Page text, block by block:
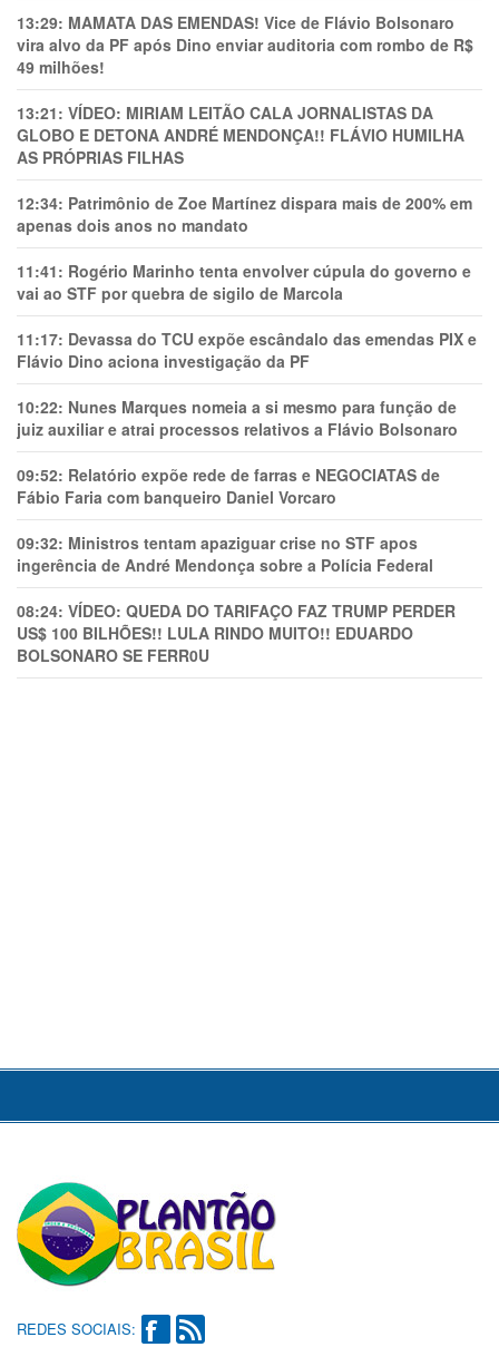
13:29: MAMATA DAS EMENDAS! Vice de Flávio Bolsonaro
vira alvo da PF após Dino enviar auditoria com rombo de R$
49 milhões!
13:21: VÍDEO: MIRIAM LEITÃO CALA JORNALISTAS DA
GLOBO E DETONA ANDRÉ MENDONÇA!! FLÁVIO HUMILHA
AS PRÓPRIAS FILHAS
12:34: Patrimônio de Zoe Martínez dispara mais de 200% em
apenas dois anos no mandato
11:41: Rogério Marinho tenta envolver cúpula do governo e
vai ao STF por quebra de sigilo de Marcola
11:17: Devassa do TCU expõe escândalo das emendas PIX e
Flávio Dino aciona investigação da PF
10:22: Nunes Marques nomeia a si mesmo para função de
juiz auxiliar e atrai processos relativos a Flávio Bolsonaro
09:52: Relatório expõe rede de farras e NEGOCIATAS de
Fábio Faria com banqueiro Daniel Vorcaro
09:32: Ministros tentam apaziguar crise no STF apos
ingerência de André Mendonça sobre a Polícia Federal
08:24: VÍDEO: QUEDA DO TARIFAÇO FAZ TRUMP PERDER
US$ 100 BILHÕES!! LULA RINDO MUITO!! EDUARDO
BOLSONARO SE FERR0U
REDES SOCIAIS: